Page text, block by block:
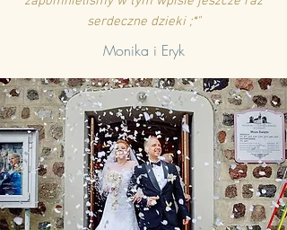
serdeczne dzieki ;*"
Monika i Eryk